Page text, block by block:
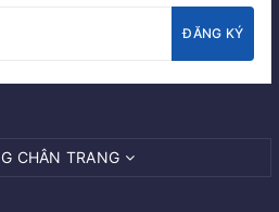
ĐĂNG KÝ
CHÂN TRANG